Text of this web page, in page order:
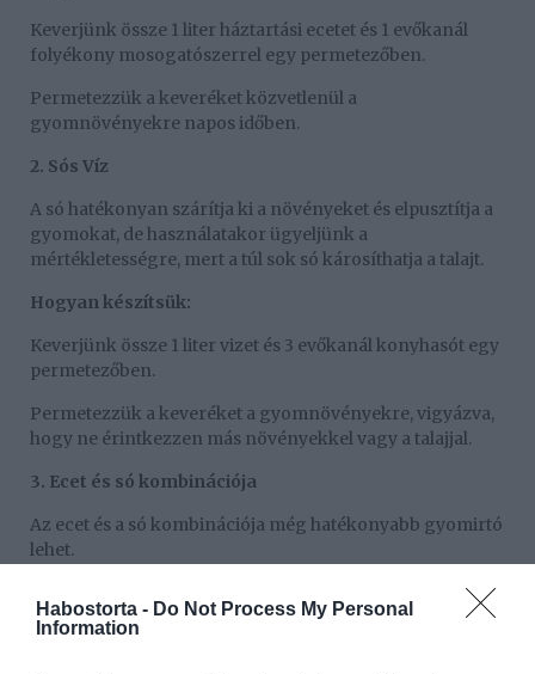
Habostorta - Do Not Process My Personal
Information
Keverjünk össze 1 liter háztartási ecetet és 1 evőkanál
folyékony mosogatószerrel egy permetezőben.
Permetezzük a keveréket közvetlenül a
gyomnövényekre napos időben.
2. Sós Víz
A só hatékonyan szárítja ki a növényeket és elpusztítja a
gyomokat, de használatakor ügyeljünk a
mértékletességre, mert a túl sok só károsíthatja a talajt.
Hogyan készítsük:
Keverjünk össze 1 liter vizet és 3 evőkanál konyhasót egy
permetezőben.
Permetezzük a keveréket a gyomnövényekre, vigyázva,
hogy ne érintkezzen más növényekkel vagy a talajjal.
3. Ecet és só kombinációja
Az ecet és a só kombinációja még hatékonyabb gyomirtó
lehet.
Keverjünk össze 1 liter háztartási ecetet és 1/4 csésze